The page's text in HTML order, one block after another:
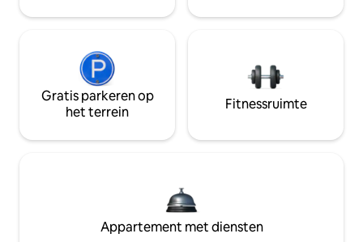
Gratis parkeren op
het terrein
Fitnessruimte
Appartement met diensten